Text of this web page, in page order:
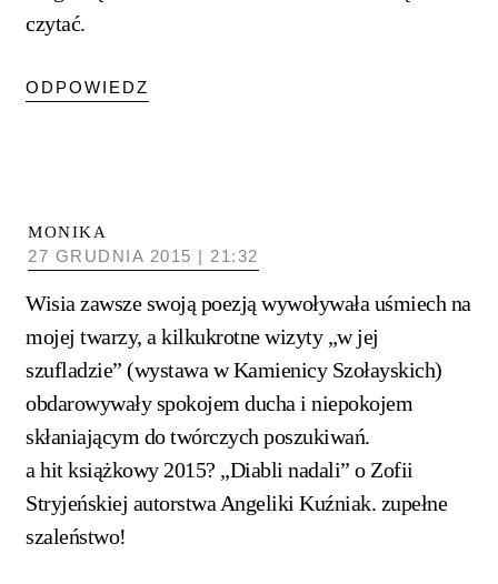
czytać.
ODPOWIEDZ
MONIKA
27 GRUDNIA 2015 | 21:32
Wisia zawsze swoją poezją wywoływała uśmiech na
mojej twarzy, a kilkukrotne wizyty „w jej
szufladzie” (wystawa w Kamienicy Szołayskich)
obdarowywały spokojem ducha i niepokojem
skłaniającym do twórczych poszukiwań.
a hit książkowy 2015? „Diabli nadali” o Zofii
Stryjeńskiej autorstwa Angeliki Kuźniak. zupełne
szaleństwo!